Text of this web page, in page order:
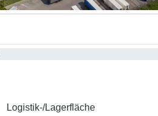
Logistik-/Lagerfläche